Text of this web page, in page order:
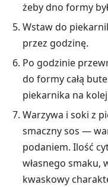
żeby dno formy
Wstaw do
przez godzinę.
Po godzinie
do formy całą
piekarnika na
Warzywa i soki z
smaczny sos —
podaniem. Ilość
własnego smaku,
kwaskowy